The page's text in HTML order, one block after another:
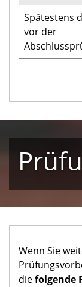
Spätestens
vor der
Wenn Sie
diefolgende